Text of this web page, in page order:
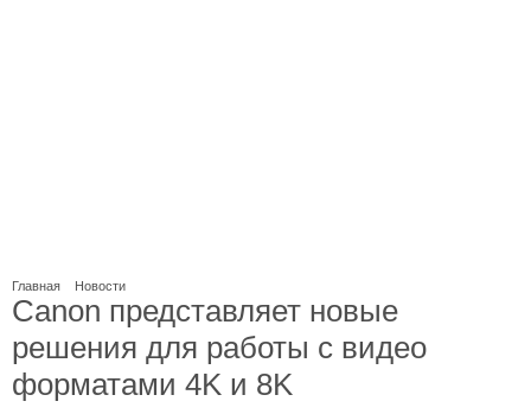
Главная Новости
Canon представляет новые
решения для работы с видео
форматами 4K и 8K